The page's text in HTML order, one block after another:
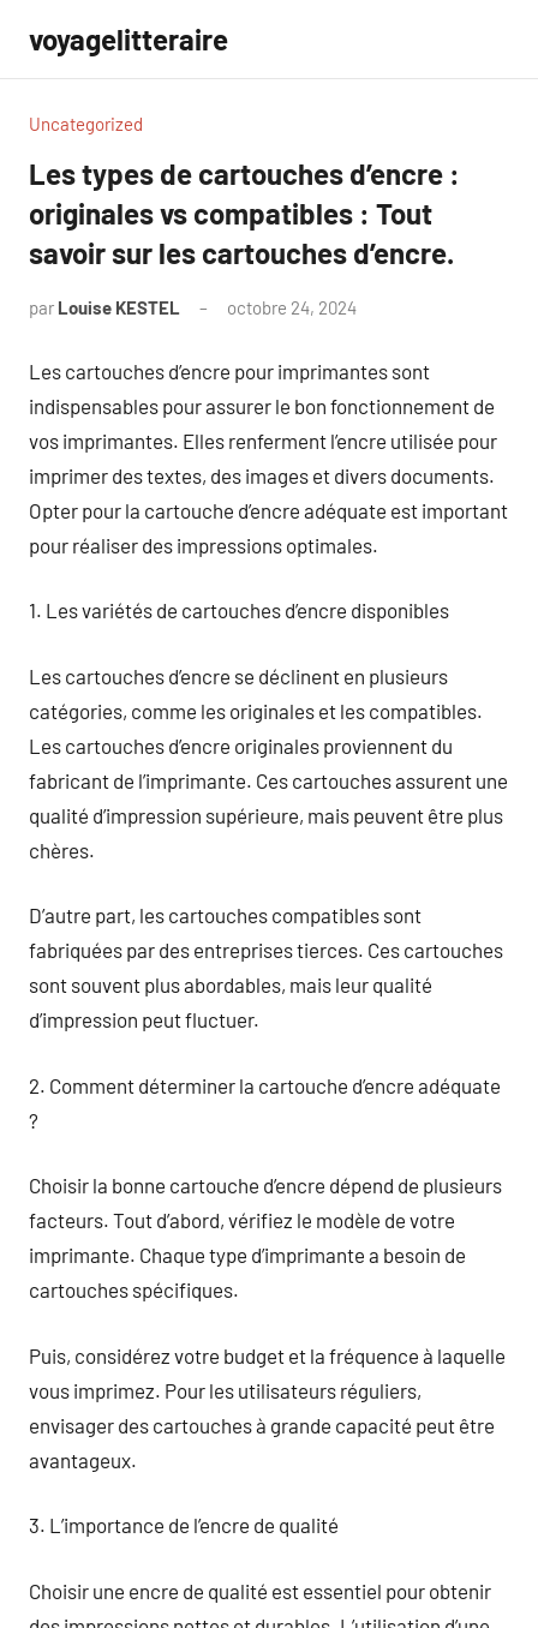
contenu
voyagelitteraire
Uncategorized
Les types de cartouches d’encre :
originales vs compatibles : Tout
savoir sur les cartouches d’encre.
par Louise KESTEL octobre 24, 2024
Les cartouches d’encre pour imprimantes sont
indispensables pour assurer le bon fonctionnement de
vos imprimantes. Elles renferment l’encre utilisée pour
imprimer des textes, des images et divers documents.
Opter pour la cartouche d’encre adéquate est important
pour réaliser des impressions optimales.
1. Les variétés de cartouches d’encre disponibles
Les cartouches d’encre se déclinent en plusieurs
catégories, comme les originales et les compatibles.
Les cartouches d’encre originales proviennent du
fabricant de l’imprimante. Ces cartouches assurent une
qualité d’impression supérieure, mais peuvent être plus
chères.
D’autre part, les cartouches compatibles sont
fabriquées par des entreprises tierces. Ces cartouches
sont souvent plus abordables, mais leur qualité
d’impression peut fluctuer.
2. Comment déterminer la cartouche d’encre adéquate
?
Choisir la bonne cartouche d’encre dépend de plusieurs
facteurs. Tout d’abord, vérifiez le modèle de votre
imprimante. Chaque type d’imprimante a besoin de
cartouches spécifiques.
Puis, considérez votre budget et la fréquence à laquelle
vous imprimez. Pour les utilisateurs réguliers,
envisager des cartouches à grande capacité peut être
avantageux.
3. L’importance de l’encre de qualité
Choisir une encre de qualité est essentiel pour obtenir